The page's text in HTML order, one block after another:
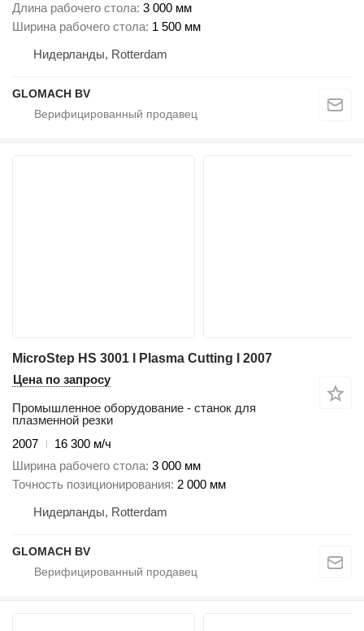
Длина рабочего стола 3 000 мм
Ширина рабочего стола 1 500 мм
Нидерланды, Rotterdam
GLOMACH BV
MicroStep HS 3001 I Plasma Cutting I 2007
Цена по запросу
Промышленное оборудование - станок для
плазменной резки
2007
16 300 м/ч
Ширина рабочего стола 3 000 мм
Точность позиционирования 2 000 мм
Нидерланды, Rotterdam
GLOMACH BV